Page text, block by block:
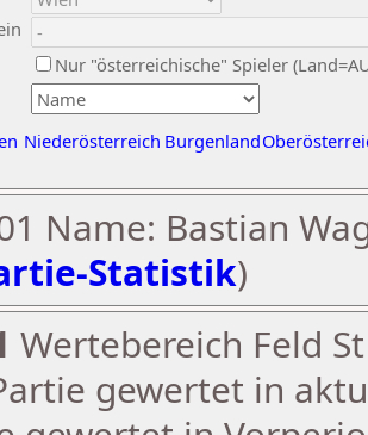
Nur "österreichische" Spieler
Niederösterreich Burgenland
Name: Bastian
Statistik)
Wertebereich Feld
gewertet in